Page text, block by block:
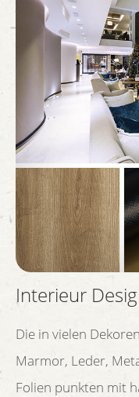
Interieur
Die in vielen
Marmor, Leder,
Folien punkten mit